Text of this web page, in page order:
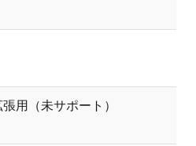
用（未サポート）